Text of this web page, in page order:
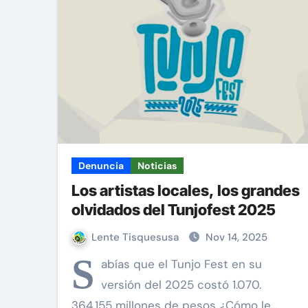
Cómo eliminar (casi) toda
Una alternativa fiable a
Denuncia Noticias
Los artistas locales, los grandes
olvidados del Tunjofest 2025
Lente Tisquesusa Nov 14, 2025
S abías que el Tunjo Fest en su
versión del 2025 costó 1.070.